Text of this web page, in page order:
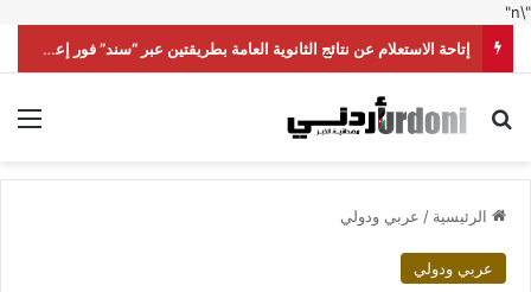
"\n"
إتاحة الاستعلام عن نتائج الثانوية العامة بطريقتين عبر “سند” فور إعلانها رسميا
بحث عن
الرئيسية / عربي ودولي
عربي ودولي